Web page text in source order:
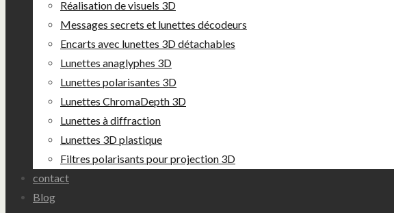
Réalisation de visuels 3D
Messages secrets et lunettes décodeurs
Encarts avec lunettes 3D détachables
Lunettes anaglyphes 3D
Lunettes polarisantes 3D
Lunettes ChromaDepth 3D
Lunettes à diffraction
Lunettes 3D plastique
Filtres polarisants pour projection 3D
contact
Blog